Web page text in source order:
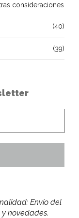
consideraciones
(40)
(39)
Envío del
novedades.